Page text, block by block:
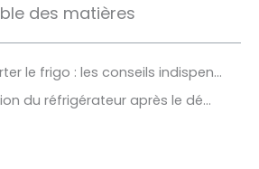
des matières
Transporter le frigo : les conseils indispensables pour transporter son réfrigérateur sans l’abîmer
Installation du réfrigérateur après le déménagement